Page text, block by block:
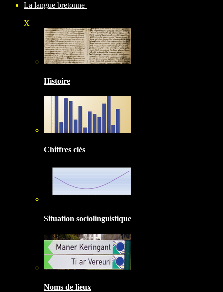
La langue bretonne
X
Histoire
Chiffres clés
Situation sociolinguistique
Noms de lieux